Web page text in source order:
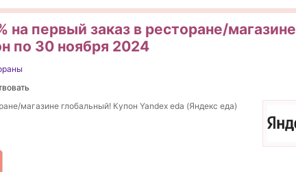
на первый заказ в ресторане/магазине
по 30 ноября 2024
магазине глобальный! Купон Yandex eda (Яндекс еда)